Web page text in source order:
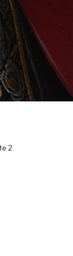
2